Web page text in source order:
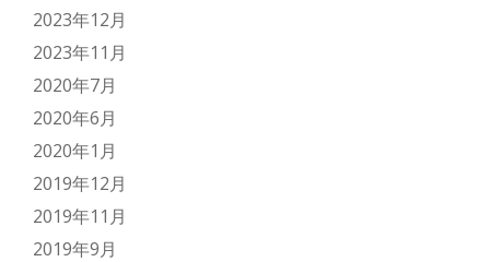
2023年12月
2023年11月
2020年7月
2020年6月
2020年1月
2019年12月
2019年11月
2019年9月